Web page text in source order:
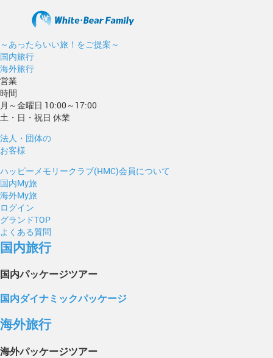
～あったらいい旅！をご提案～
国内旅行
海外旅行
営業
時間
月～金曜日 10:00～17:00
土・日・祝日 休業
法人・団体の
お客様
ハッピーメモリークラブ(HMC)会員について
国内My旅
海外My旅
ログイン
グランドTOP
よくある質問
国内旅行
国内パッケージツアー
国内ダイナミックパッケージ
海外旅行
海外パッケージツアー